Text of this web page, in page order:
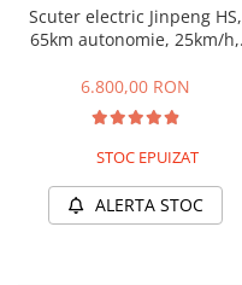
Kuba
Ztech
PIESE DE SCHIMB
Acceleratii
Acumulatori 36V
Scuter electric Jinpeng HS,
65km autonomie, 25km/h,
baterie 72V 20Ah
6.800,00 RON
STOC EPUIZAT
ALERTA STOC